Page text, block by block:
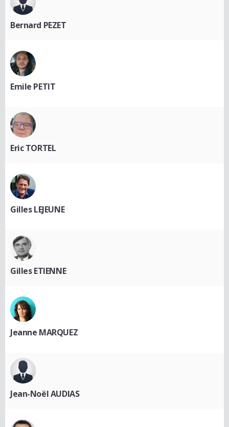
Bernard PEZET
Emile PETIT
Eric TORTEL
Gilles LEJEUNE
Gilles ETIENNE
Jeanne MARQUEZ
Jean-Noël AUDIAS